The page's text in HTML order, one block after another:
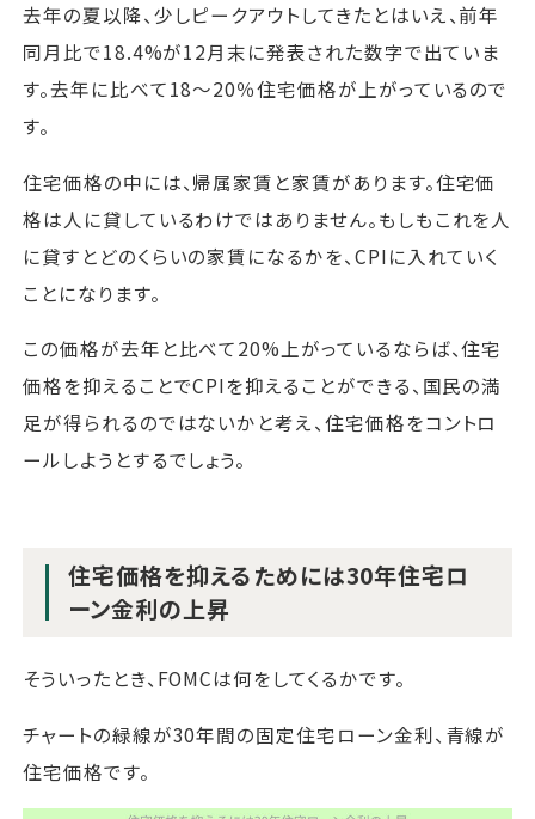
去年の夏以降、少しピークアウトしてきたとはいえ、前年
同月比で18.4%が12月末に発表された数字で出ていま
す。去年に比べて18～20％住宅価格が上がっているので
す。
住宅価格の中には、帰属家賃と家賃があります。住宅価
格は人に貸しているわけではありません。もしもこれを人
に貸すとどのくらいの家賃になるかを、CPIに入れていく
ことになります。
この価格が去年と比べて20%上がっているならば、住宅
価格を抑えることでCPIを抑えることができる、国民の満
足が得られるのではないかと考え、住宅価格をコントロ
ールしようとするでしょう。
住宅価格を抑えるためには30年住宅ロ
ーン金利の上昇
そういったとき、FOMCは何をしてくるかです。
チャートの緑線が30年間の固定住宅ローン金利、青線が
住宅価格です。